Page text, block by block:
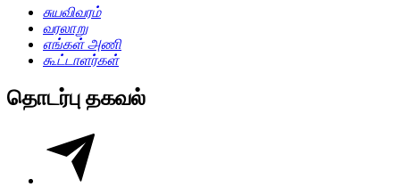
சுயவிவரம்
வரலாறு
எங்கள் அணி
கூட்டாளர்கள்
தொடர்பு தகவல்